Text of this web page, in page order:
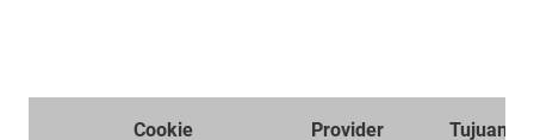
Cookie Provider Tujuan